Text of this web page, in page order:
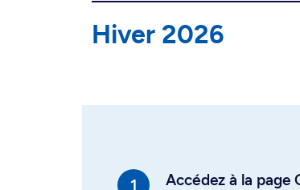
Hiver 2026
Accédez à la page